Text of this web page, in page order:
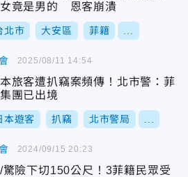
竟是男的 恩客崩潰
北市 大安區 菲籍
本旅客遭扒竊案頻傳！北市警：菲
團已出境
本遊客 扒竊 北市警局
2025/08/11 14:54
驚險下切150公尺！3菲籍民眾受
2024/09/15 20:23